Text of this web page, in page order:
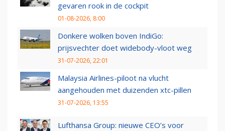
gevaren rook in de cockpit
01-08-2026, 8:00
Donkere wolken boven IndiGo:
prijsvechter doet widebody-vloot weg
31-07-2026, 22:01
Malaysia Airlines-piloot na vlucht
aangehouden met duizenden xtc-pillen
31-07-2026, 13:55
Lufthansa Group: nieuwe CEO’s voor